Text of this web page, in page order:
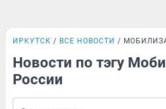
ИРКУТСК ВСЕ НОВОСТИ
Новости по тэгу
России